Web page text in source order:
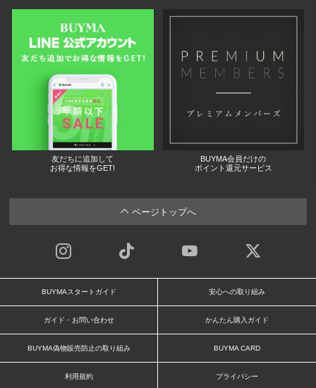
友だちに追加して
お得な情報をGET!
BUYMA会員だけの
ポイント還元サービス
ページトップへ
BUYMAスタートガイド 安心への取り組み
ガイド・お問い合わせ かんたん購入ガイド
BUYMA偽物販売防止の取り組み BUYMA CARD
利用規約 プライバシー